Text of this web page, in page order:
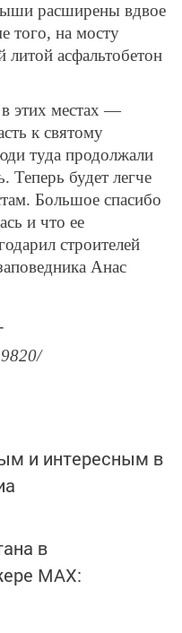
расширены вдвое
того, на мосту
асфальтобетон
этих местах —
к святому
туда продолжали
Теперь будет легче
Большое спасибо
и что ее
строителей
Анас
и интересным в
в
MАХ: